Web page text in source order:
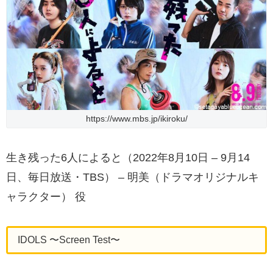
https://www.mbs.jp/ikiroku/
生き残った6人によると（2022年8月10日 – 9月14
日、毎日放送・TBS） – 明美（ドラマオリジナルキ
ャラクター） 役
IDOLS 〜Screen Test〜